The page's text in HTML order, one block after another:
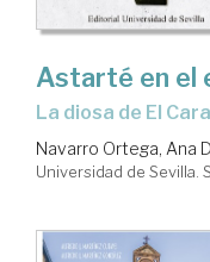
Astarté en el
la diosa de El
Navarro Ortega, Ana
Universidad de Sevilla.